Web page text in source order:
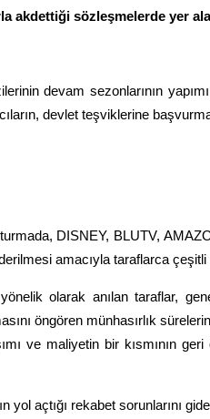
akdettiği sözleşmelerde yer
devam sezonlarının
devlet teşviklerine
DISNEY, BLUTV,
amacıyla taraflarca
yönelik olarak anılan taraflar,
öngören münhasırlık
ve maliyetin bir kısmının
yol açtığı rekabet sorunlarını